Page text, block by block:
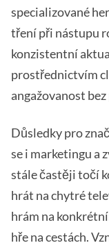
specializované
tření při nástupu
konzistentní
prostřednictvím
angažovanost
Důsledky pro
se i marketingu a
stále častěji točí
hrát na chytré
hrám na
hře na cestách.